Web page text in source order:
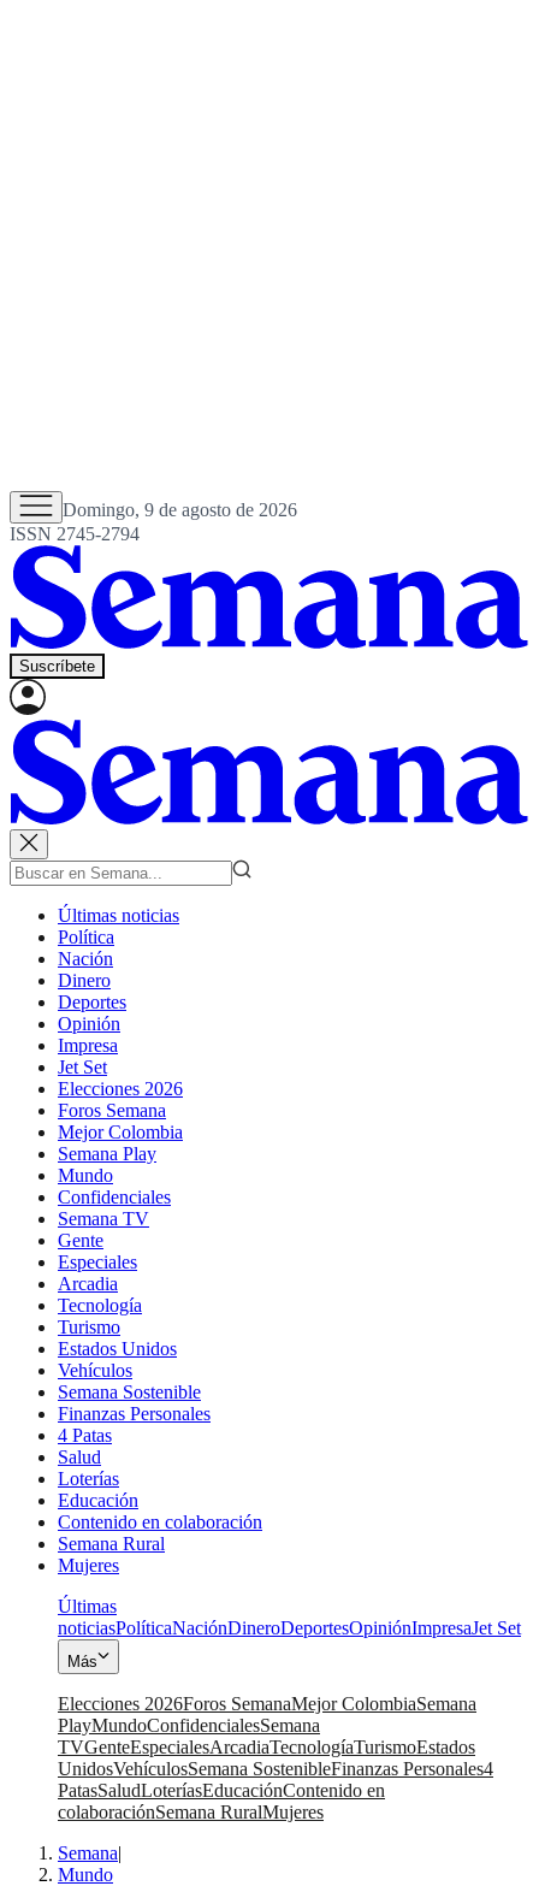
Domingo, 9 de agosto de 2026
ISSN 2745-2794
Suscríbete
Últimas noticias
Política
Nación
Dinero
Deportes
Opinión
Impresa
Jet Set
Elecciones 2026
Foros Semana
Mejor Colombia
Semana Play
Mundo
Confidenciales
Semana TV
Gente
Especiales
Arcadia
Tecnología
Turismo
Estados Unidos
Vehículos
Semana Sostenible
Finanzas Personales
4 Patas
Salud
Loterías
Educación
Contenido en colaboración
Semana Rural
Mujeres
Últimas
noticiasPolíticaNaciónDineroDeportesOpiniónImpresaJet Set
Más
Elecciones 2026Foros SemanaMejor ColombiaSemana
PlayMundoConfidencialesSemana
TVGenteEspecialesArcadiaTecnologíaTurismoEstados
UnidosVehículosSemana SostenibleFinanzas Personales4
PatasSaludLoteríasEducaciónContenido en
colaboraciónSemana RuralMujeres
Semana|
Mundo